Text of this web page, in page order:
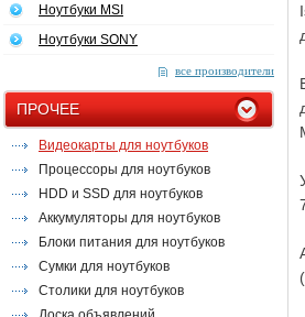
Ноутбуки MSI
Ноутбуки SONY
все производители
ПРОЧЕЕ
Видеокарты для ноутбуков
Процессоры для ноутбуков
HDD и SSD для ноутбуков
Аккумуляторы для ноутбуков
Блоки питания для ноутбуков
Сумки для ноутбуков
Столики для ноутбуков